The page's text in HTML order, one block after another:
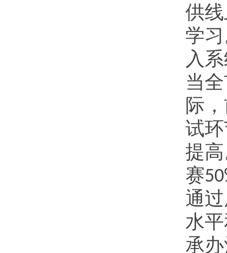
供
学
入
当
际
试
提
赛
通
水
承